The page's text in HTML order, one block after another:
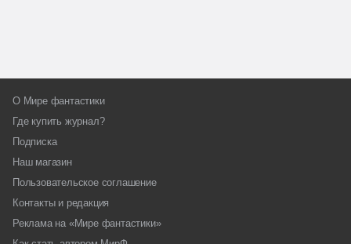
О Мире фантастики
Где купить журнал?
Подписка
Наш магазин
Пользовательское соглашение
Контакты и редакция
Реклама на «Мире фантастики»